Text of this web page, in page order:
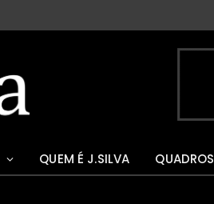
QUEM É J.SILVA QUADROS